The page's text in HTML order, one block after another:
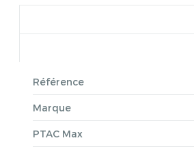
Référence
Marque
PTAC Max